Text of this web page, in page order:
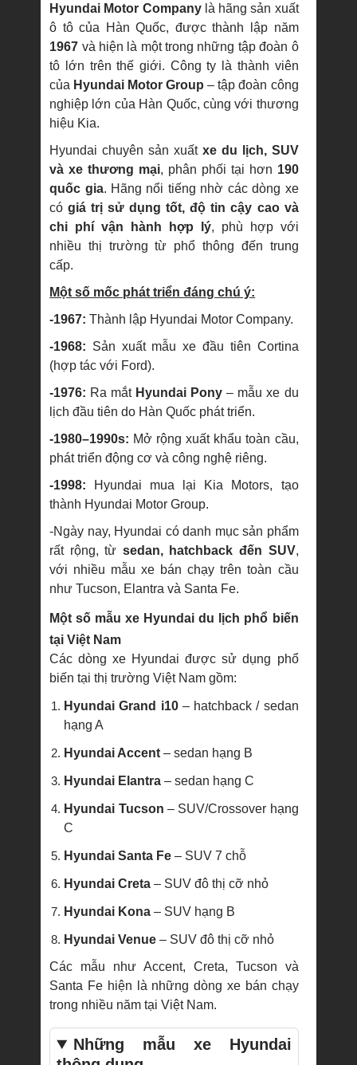
Hyundai Motor Companylà hãng sản xuất
ô tô của Hàn Quốc, được thành lập năm
1967 và hiện là một trong những tập đoàn ô
tô lớn trên thế giới. Công ty là thành viên
của Hyundai Motor Group – tập đoàn công
nghiệp lớn của Hàn Quốc, cùng với thương
hiệu Kia.
Hyundai chuyên sản xuất xe du lịch, SUV
và xe thương mại, phân phối tại hơn 190
quốc gia. Hãng nổi tiếng nhờ các dòng xe
cógiá trị sử dụng tốt, độ tin cậy cao và
chi phí vận hành hợp lý, phù hợp với
nhiều thị trường từ phổ thông đến trung
cấp.
Một số mốc phát triển đáng chú ý:
-1967: Thành lập Hyundai Motor Company.
-1968: Sản xuất mẫu xe đầu tiên Cortina
(hợp tác với Ford).
-1976: Ra mắt Hyundai Pony – mẫu xe du
lịch đầu tiên do Hàn Quốc phát triển.
-1980–1990s: Mở rộng xuất khẩu toàn cầu,
phát triển động cơ và công nghệ riêng.
-1998: Hyundai mua lại Kia Motors, tạo
thành Hyundai Motor Group.
-Ngày nay, Hyundai có danh mục sản phẩm
rất rộng, từ sedan, hatchback đến SUV,
với nhiều mẫu xe bán chạy trên toàn cầu
như Tucson, Elantra và Santa Fe.
Một số mẫu xe Hyundai du lịch phổ biến
tại Việt Nam
Các dòng xe Hyundai được sử dụng phổ
biến tại thị trường Việt Nam gồm:
Hyundai Grand i10– hatchback / sedan
hạng A
Hyundai Accent – sedan hạng B
Hyundai Elantra – sedan hạng C
Hyundai Tucson – SUV/Crossover hạng
C
Hyundai Santa Fe – SUV 7 chỗ
Hyundai Creta – SUV đô thị cỡ nhỏ
Hyundai Kona – SUV hạng B
Hyundai Venue – SUV đô thị cỡ nhỏ
Các mẫu như Accent, Creta, Tucson và
Santa Fe hiện là những dòng xe bán chạy
trong nhiều năm tại Việt Nam.
Những mẫu xe Hyundai